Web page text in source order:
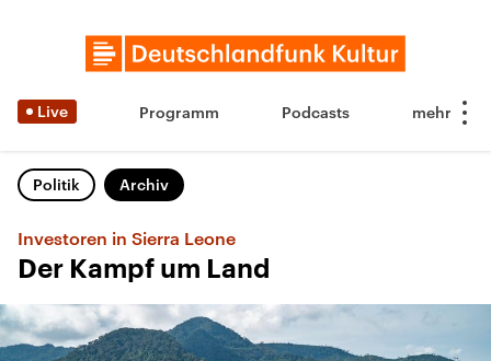
Live Programm Podcasts
Politik Archiv
Investoren in Sierra Leone
Der Kampf um Land